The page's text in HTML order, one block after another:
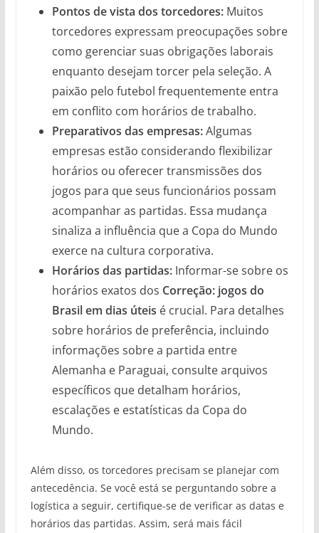
Pontos de vista dos torcedores:Muitos
torcedores expressam preocupações sobre
como gerenciar suas obrigações laborais
enquanto desejam torcer pela seleção. A
paixão pelo futebol frequentemente entra
em conflito com horários de trabalho.
Preparativos das empresas:Algumas
empresas estão considerando flexibilizar
horários ou oferecer transmissões dos
jogos para que seus funcionários possam
acompanhar as partidas. Essa mudança
sinaliza a influência que a Copa do Mundo
exerce na cultura corporativa.
Horários das partidas:Informar-se sobre os
horários exatos dos Correção: jogos do
Brasil em dias úteis é crucial. Para detalhes
sobre horários de preferência, incluindo
informações sobre a partida entre
Alemanha e Paraguai, consulte arquivos
específicos que detalham horários,
escalações e estatísticas da Copa do
Mundo.
Além disso, os torcedores precisam se planejar com
antecedência. Se você está se perguntando sobre a
logística a seguir, certifique-se de verificar as datas e
horários das partidas. Assim, será mais fácil